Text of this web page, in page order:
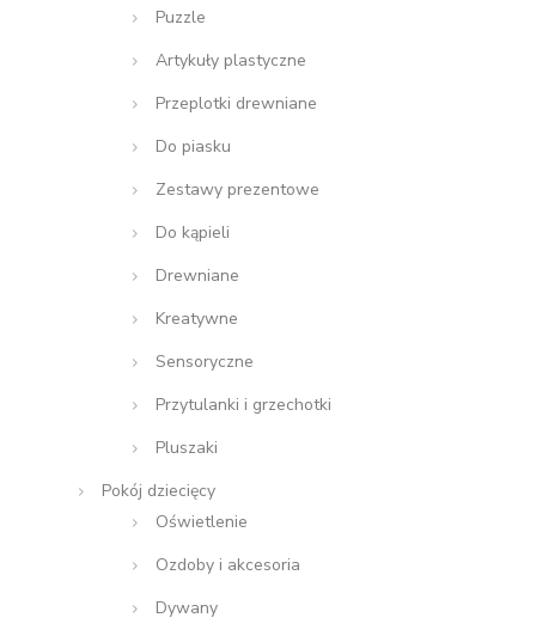
Puzzle
Artykuły plastyczne
Przeplotki drewniane
Do piasku
Zestawy prezentowe
Do kąpieli
Drewniane
Kreatywne
Sensoryczne
Przytulanki i grzechotki
Pluszaki
Pokój dziecięcy
Oświetlenie
Ozdoby i akcesoria
Dywany